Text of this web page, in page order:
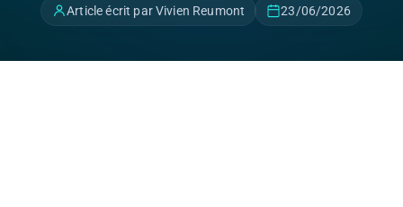
Article écrit par Vivien Reumont 23/06/2026